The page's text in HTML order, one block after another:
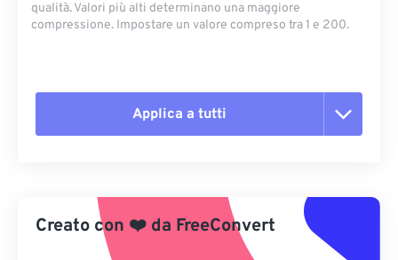
qualità. Valori più alti determinano una maggiore
compressione. Impostare un valore compreso tra 1 e 200.
Applica a tutti
Applica da preimpostazione
Salva come predefinito
Creato con ❤️ da FreeConvert